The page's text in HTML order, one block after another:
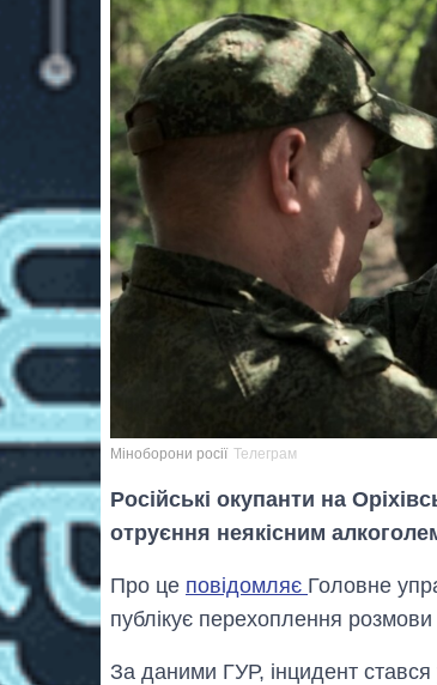
Міноборони росії Телеграм
Російські окупанти на
отруєння неякісним
Про це повідомляє Головне
публікує перехоплення розмови
За даними ГУР, інцидент стався